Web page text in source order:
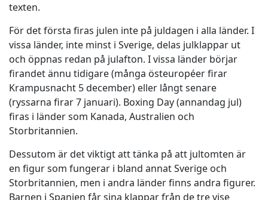
texten.
För det första firas julen inte på juldagen i alla länder. I
vissa länder, inte minst i Sverige, delas julklappar ut
och öppnas redan på julafton. I vissa länder börjar
firandet ännu tidigare (många östeuropéer firar
Krampusnacht 5 december) eller långt senare
(ryssarna firar 7 januari). Boxing Day (annandag jul)
firas i länder som Kanada, Australien och
Storbritannien.
Dessutom är det viktigt att tänka på att jultomten är
en figur som fungerar i bland annat Sverige och
Storbritannien, men i andra länder finns andra figurer.
Barnen i Spanien får sina klappar från de tre vise